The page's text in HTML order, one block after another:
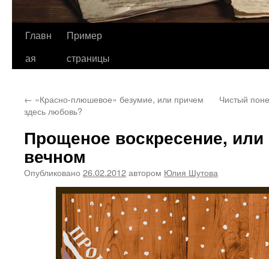
Перейти
Главн
ая
Пример
страницы
← «Красно-плюшевое» безумие, или причем
здесь любовь?
Чистый
Прощеное воскресение,
вечном
Опубликовано 26.02.2012автором Юлия Шутова